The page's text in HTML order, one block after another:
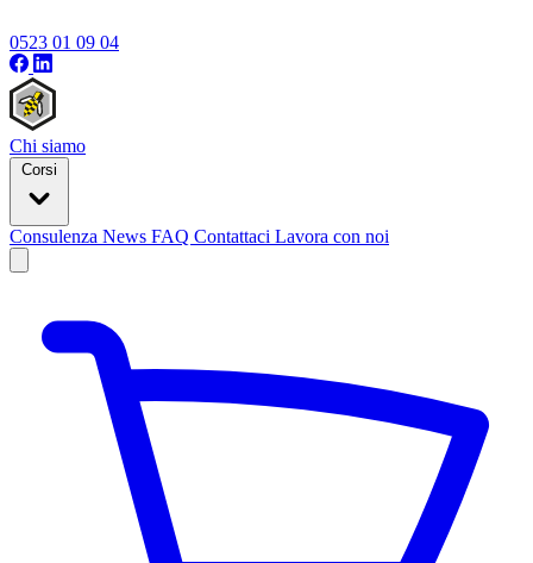
0523 01 09 04
Chi siamo
Corsi
Consulenza News FAQ Contattaci Lavora con noi